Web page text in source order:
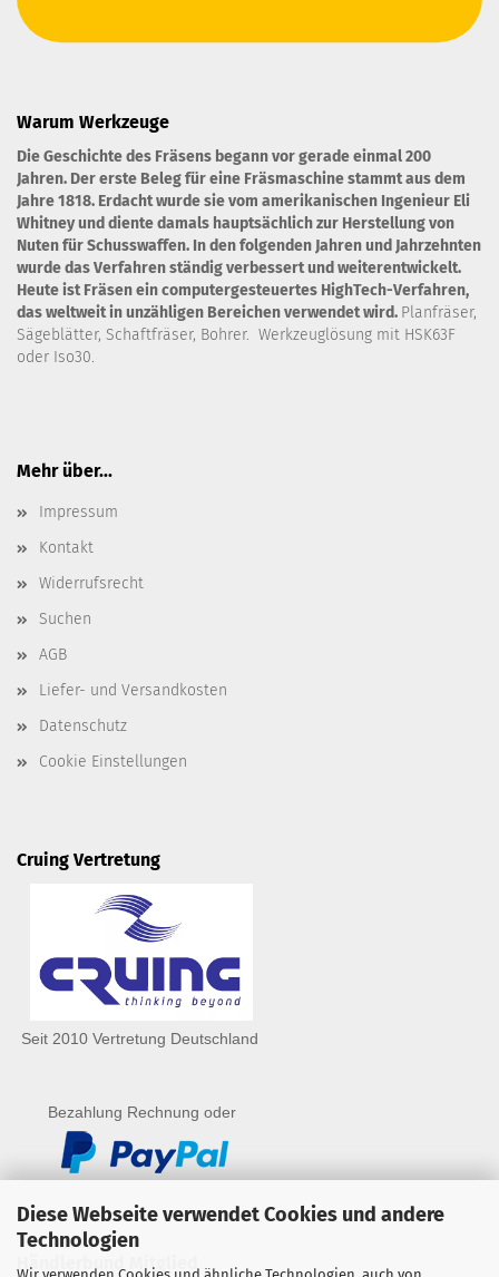
Diese Webseite verwendet Cookies und andere
Technologien
Wir verwenden Cookies und ähnliche Technologien, auch von
Warum Werkzeuge
Die Geschichte des Fräsens begann vor gerade einmal 200
Jahren. Der erste Beleg für eine Fräsmaschine stammt aus dem
Jahre 1818. Erdacht wurde sie vom amerikanischen Ingenieur Eli
Whitney und diente damals hauptsächlich zur Herstellung von
Nuten für Schusswaffen. In den folgenden Jahren und Jahrzehnten
wurde das Verfahren ständig verbessert und weiterentwickelt.
Heute ist Fräsen ein computergesteuertes HighTech-Verfahren,
das weltweit in unzähligen Bereichen verwendet wird. Planfräser,
Sägeblätter, Schaftfräser, Bohrer. Werkzeuglösung mit HSK63F
oder Iso30.
Mehr über...
Impressum
Kontakt
Widerrufsrecht
Suchen
AGB
Liefer- und Versandkosten
Datenschutz
Cookie Einstellungen
Cruing Vertretung
Seit 2010 Vertretung Deutschland
Bezahlung Rechnung oder
Händlerbund Mitglied